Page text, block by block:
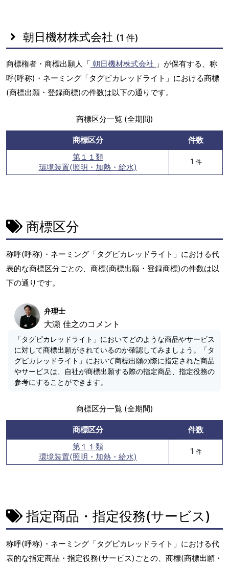
朝日機材株式会社 (1 件)
商標権者・商標出願人「 朝日機材株式会社 」が保有する、称
呼(呼称)・ネーミング「タグピカレッドライト」における商標
(商標出願・登録商標)の件数は以下の通りです。
商標区分一覧 (全期間)
商標区分
件数
第１１類
環境装置(照明・加熱・給水)
1 件
商標区分
称呼(呼称)・ネーミング「タグピカレッドライト」における代
表的な商標区分ごとの、商標(商標出願・登録商標)の件数は以
下の通りです。
弁理士
大瀬 佳之のコメント
「タグピカレッドライト」においてどのような商品やサービス
に対して商標出願がされているのか確認してみましょう。「タ
グピカレッドライト」において商標出願の際に指定された商品
やサービスは、自社が商標出願する際の指定商品、指定役務の
参考にすることができます。
商標区分一覧 (全期間)
商標区分
件数
第１１類
環境装置(照明・加熱・給水)
1 件
指定商品・指定役務(サービス)
称呼(呼称)・ネーミング「タグピカレッドライト」における代
表的な指定商品・指定役務(サービス)ごとの、商標(商標出願・